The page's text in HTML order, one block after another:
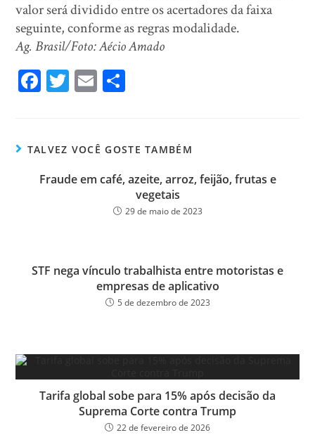
valor será dividido entre os acertadores da faixa
seguinte, conforme as regras modalidade.
Ag. Brasil/Foto: Aécio Amado
Fa
ok
T
er
E
TALVEZ VOCÊ GOSTE TAMBÉM
Fraude em café, azeite, arroz, feijão, frutas e
vegetais
29 de maio de 2023
STF nega vínculo trabalhista entre motoristas e
empresas de aplicativo
5 de dezembro de 2023
Tarifa global sobe para 15% após decisão da
Suprema Corte contra Trump
22 de fevereiro de 2026